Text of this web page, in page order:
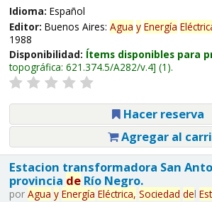
Idioma: Español
Editor: Buenos Aires: Agua y Energía
1988
Disponibilidad: Ítems disponibles para
topográfica: 621.374.5/A282/v.4 (1).
Hacer reserva
Agregar al
Estacion transformadora San
provincia deRío Negro.
por Agua y Energía Eléctrica, Sociedad del